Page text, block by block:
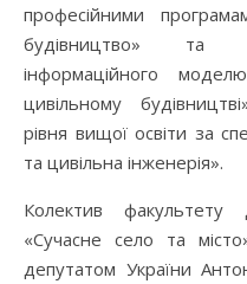
професійними
будівництво» та
інформаційного
цивільному
рівня вищої освіти за
та цивільна інженерія».
Колектив факультету
«Сучасне село та
депутатом України